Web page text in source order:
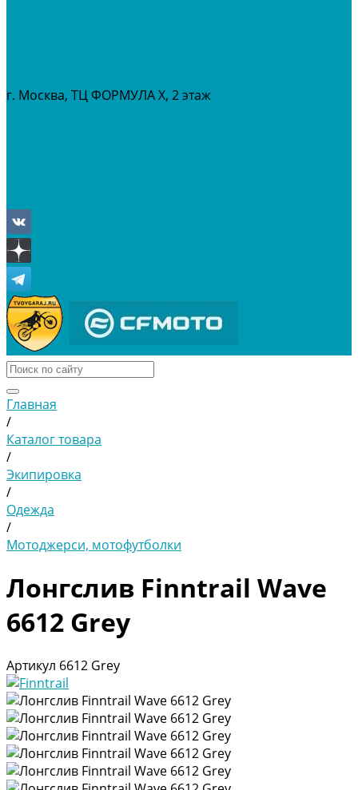
г. Москва, ТЦ ФОРМУЛА Х, 2 этаж
Главная
/
Каталог товара
/
Экипировка
/
Одежда
/
Мотоджерси, мотофутболки
Лонгслив Finntrail Wave
6612 Grey
Артикул 6612 Grey